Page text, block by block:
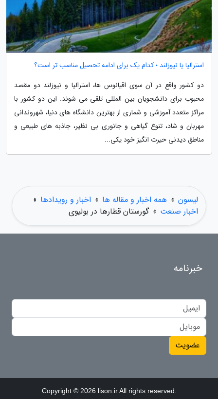
استرالیا یا نیوزلند ؛ کدام یک برای ادامه تحصیل مناسب تر است؟
دو کشور واقع در آن سوی اقیانوس ها، استرالیا و نیوزلند دو مقصد
محبوب برای دانشجویان بین المللی تلقی می شوند. این دو کشور با
مراکز متعدد آموزشی و شماری از بهترین دانشگاه های دنیا، شهروندانی
مهربان و شاد، تنوع گیاهی و جانوری بی نظیر، جاذبه های طبیعی و
مناطق دیدنی حیرت انگیز خود یکی...
لیسون » همه اخبار و مقاله ها » اخبار و رویدادها »
اخبار صنعت » گورستان قطارها در بولیوی
خبرنامه
عضویت
Copyright © 2026 lison.ir All rights reserved.